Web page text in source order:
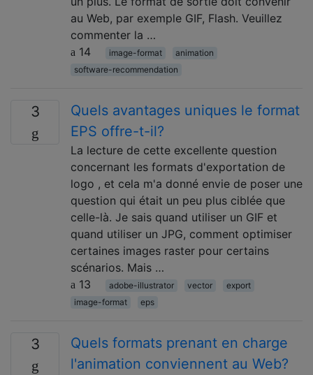
au Web, par exemple GIF, Flash. Veuillez
commenter la …
14
image-format
animation
software-recommendation
3
Quels avantages uniques le format
EPS offre-t-il?
La lecture de cette excellente question
concernant les formats d'exportation de
logo , et cela m'a donné envie de poser une
question qui était un peu plus ciblée que
celle-là. Je sais quand utiliser un GIF et
quand utiliser un JPG, comment optimiser
certaines images raster pour certains
scénarios. Mais …
13
adobe-illustrator vector
export
image-format
eps
3
Quels formats prenant en charge
l'animation conviennent au Web?